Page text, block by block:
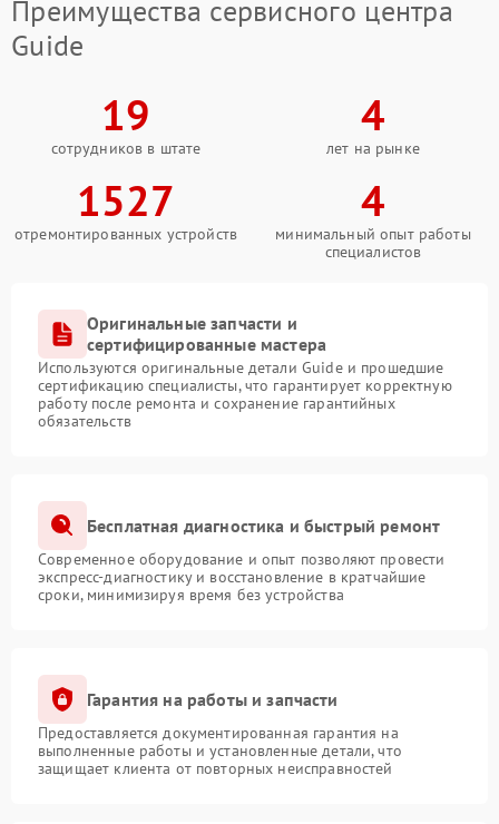
Преимущества сервисного центра
Guide
19
сотрудников в штате
4
лет на рынке
1527
отремонтированных устройств
4
минимальный опыт работы
специалистов
Оригинальные запчасти и
сертифицированные мастера
Используются оригинальные детали Guide и прошедшие
сертификацию специалисты, что гарантирует корректную
работу после ремонта и сохранение гарантийных
обязательств
Бесплатная диагностика и быстрый ремонт
Современное оборудование и опыт позволяют провести
экспресс-диагностику и восстановление в кратчайшие
сроки, минимизируя время без устройства
Гарантия на работы и запчасти
Предоставляется документированная гарантия на
выполненные работы и установленные детали, что
защищает клиента от повторных неисправностей